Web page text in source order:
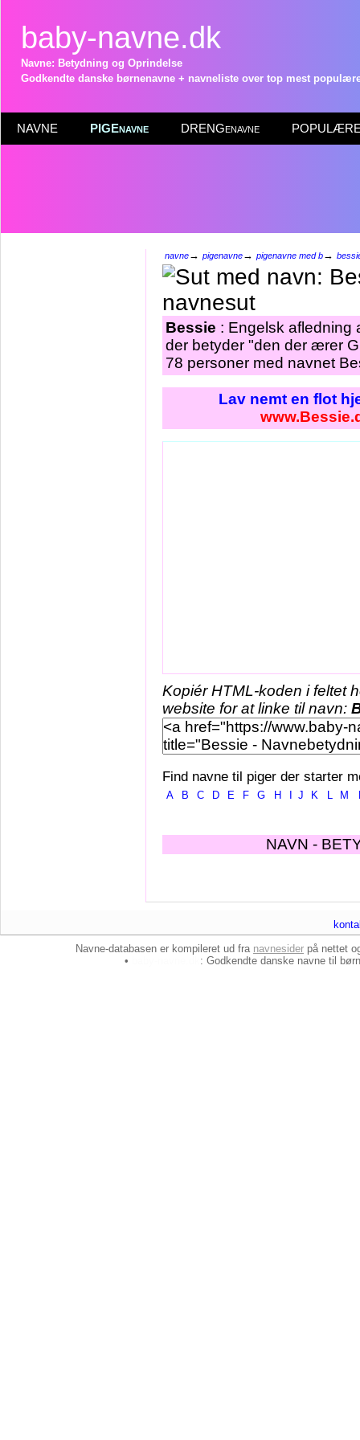
baby-navne.dk
Navne: Betydning og Oprindelse
Godkendte danske børnenavne + navneliste over top mest
NAVNE PIGEnavne DRENGenavne POPULÆRE
navne→ pigenavne→ pigenavne med b→
Bessie : Engelsk
der betyder "den der ærer
78 personer med navnet
Lav nemt en flot
Kopiér HTML-koden i feltet
website for at linke til navn:
Find navne til piger der starter
A B C D E F G H J K L M
NAVN -
Navne-databasen er kompileret ud fra navnesider på nettet
•
: Godkendte danske navne til børn